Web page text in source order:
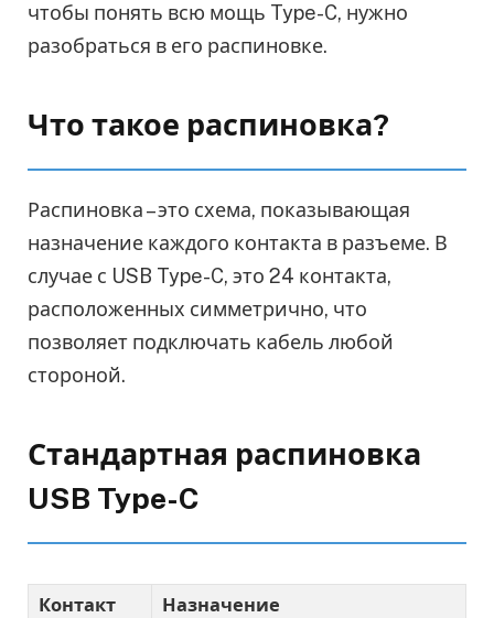
чтобы понять всю мощь Type-C, нужно
разобраться в его распиновке.
Что такое распиновка?
Распиновка – это схема, показывающая
назначение каждого контакта в разъеме. В
случае с USB Type-C, это 24 контакта,
расположенных симметрично, что
позволяет подключать кабель любой
стороной.
Стандартная распиновка
USB Type-C
Контакт
Назначение